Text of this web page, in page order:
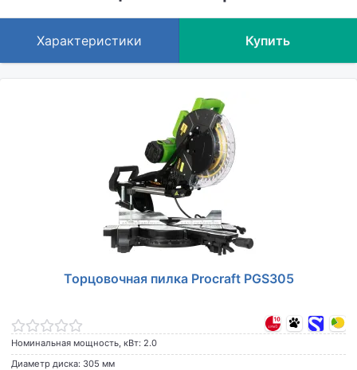
Характеристики Купить
Торцовочная пилка Procraft PGS305
Номинальная мощность, кВт: 2.0
Диаметр диска: 305 мм